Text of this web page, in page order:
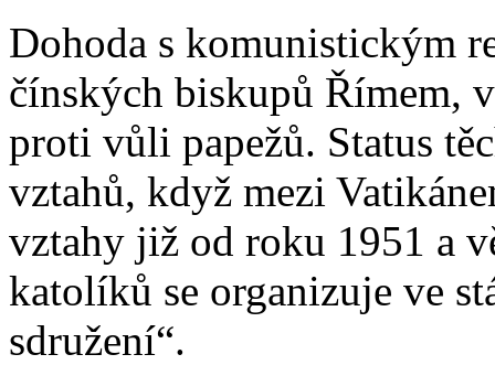
Dohoda s komunistickým
čínských biskupů Římem,
proti vůli papežů. Status
vztahů, když mezi
vztahy již od roku 1951 a
katolíků se organizuje ve
sdružení“.